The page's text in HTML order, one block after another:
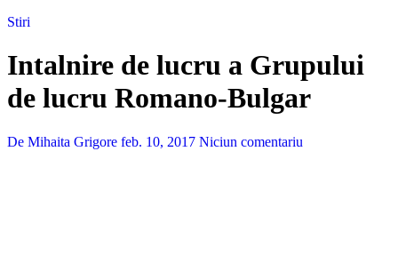
Stiri
Intalnire de lucru a Grupului
de lucru Romano-Bulgar
De Mihaita Grigore feb. 10, 2017 Niciun comentariu